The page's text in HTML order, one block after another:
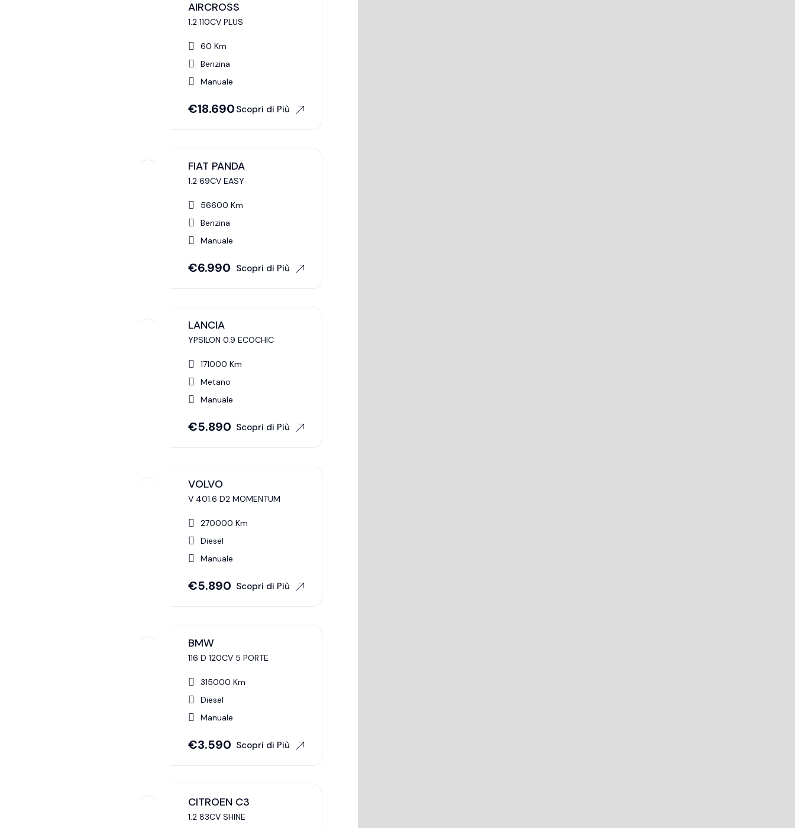
AIRCROSS
1.2 110CV PLUS
60 Km
Benzina
Manuale
€18.690 Scopri di Più
FIAT PANDA
1.2 69CV EASY
56600 Km
Benzina
Manuale
€6.990 Scopri di Più
LANCIA
YPSILON 0.9 ECOCHIC
171000 Km
Metano
Manuale
€5.890 Scopri di Più
VOLVO
V 401.6 D2 MOMENTUM
270000 Km
Diesel
Manuale
€5.890 Scopri di Più
BMW
116 D 120CV 5 PORTE
315000 Km
Diesel
Manuale
€3.590 Scopri di Più
CITROEN C3
1.2 83CV SHINE